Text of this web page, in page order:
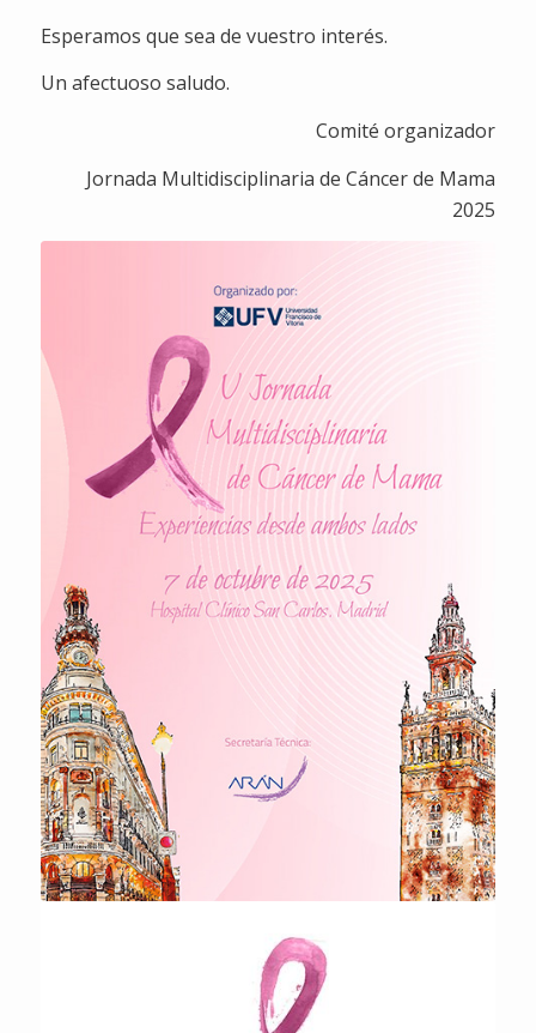
Esperamos que sea de vuestro interés.
Un afectuoso saludo.
Comité organizador
Jornada Multidisciplinaria de Cáncer de Mama
2025